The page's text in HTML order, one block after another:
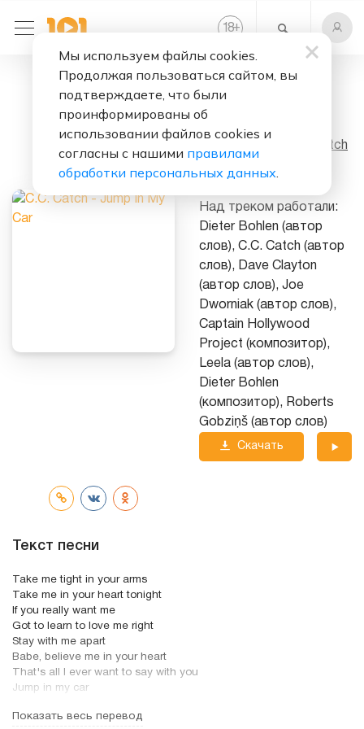
18+
Jump In My Car
C.C. Catch
Альбом:Classics
Над треком работали:
Dieter Bohlen (автор
слов), C.C. Catch (автор
слов), Dave Clayton
(автор слов), Joe
Dworniak (автор слов),
Captain Hollywood
Project (композитор),
Leela (автор слов),
Dieter Bohlen
(композитор), Roberts
Gobziņš (автор слов)
Скачать
Текст песни
Take me tight in your arms
Take me in your heart tonight
If you really want me
Got to learn to love me right
Stay with me apart
Babe, believe me in your heart
That's all I ever want to say with you
Jump in my car
Only heroes can never wake
Показать весь перевод
Мы используем файлы cookies.
Продолжая пользоваться сайтом, вы
подтверждаете, что были
проинформированы об
использовании файлов cookies и
согласны с нашими правилами
обработки персональных данных.